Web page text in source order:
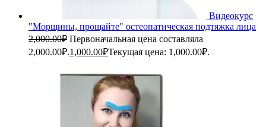
Видеокурс
"Морщины, прощайте" остеопатическая подтяжка лица
2,000.00₽ Первоначальная цена составляла
2,000.00₽.1,000.00₽Текущая цена: 1,000.00₽.